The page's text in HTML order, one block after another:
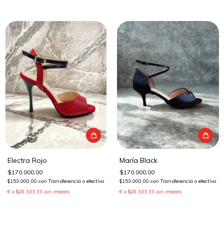
Electra Rojo
$170.000,00
$153.000,00 con Transferencia o efectivo
6 x $28.333,33 sin interés
María Black
$170.000,00
$153.000,00 con Transferencia o efectivo
6 x $28.333,33 sin interés